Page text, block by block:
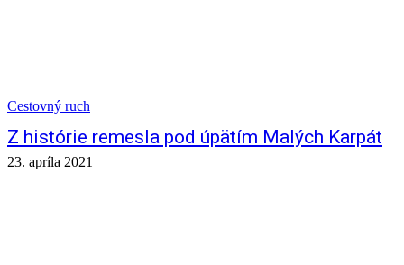
Cestovný ruch
Z histórie remesla pod úpätím Malých Karpát
23. apríla 2021